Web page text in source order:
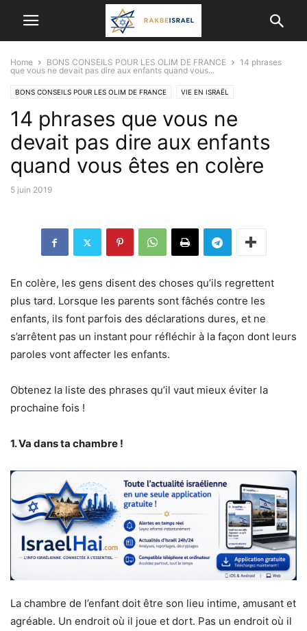
Home BONS CONSEILS POUR LES OLIM DE FRANCE
14 phrases
que vous ne devait pas dire aux enfants quand vous...
BONS CONSEILS POUR LES OLIM DE FRANCE VIE EN ISRAËL
14 phrases que vous ne
devait pas dire aux enfants
quand vous êtes en colère
5 juin 2019
En colère, les gens disent des choses qu’ils regrettent
plus tard. Lorsque les parents sont fâchés contre les
enfants, ils font parfois des déclarations dures, et ne
s’arrêtent pas un instant pour réfléchir à la façon dont leurs
paroles vont affecter les enfants.
Obtenez la liste des phrases qu’il vaut mieux éviter la
prochaine fois !
1. Va dans ta chambre !
La chambre de l’enfant doit être son lieu intime, amusant et
agréable. Un endroit où il joue et dort. Pas un endroit où il